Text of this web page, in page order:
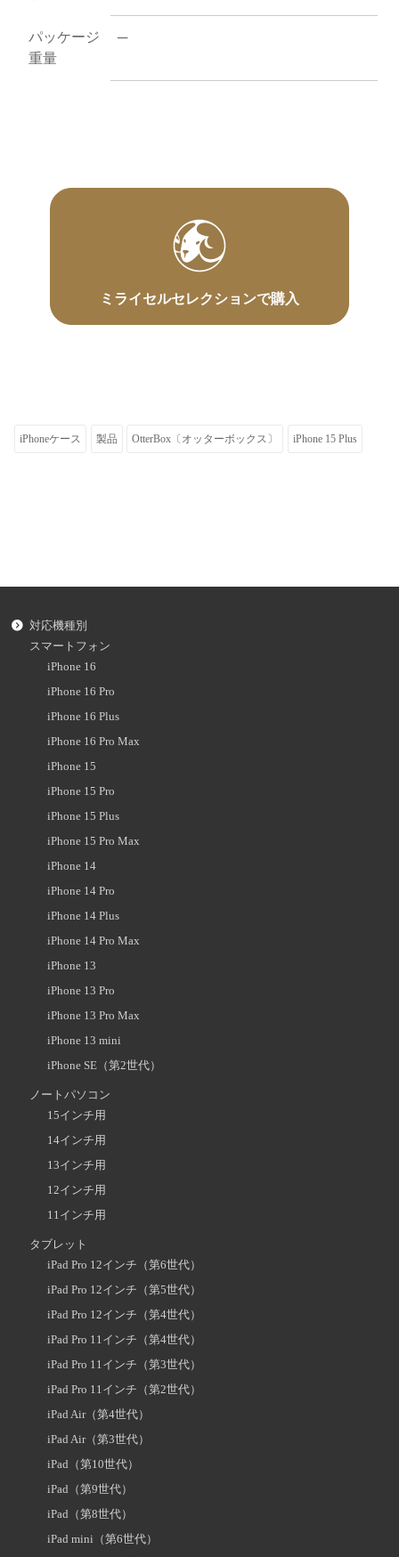
パッケージ
重量
─
ミライセルセレクションで購入
iPhoneケース 製品 OtterBox〔オッターボックス〕 iPhone 15 Plus
対応機種別
スマートフォン
iPhone 16
iPhone 16 Pro
iPhone 16 Plus
iPhone 16 Pro Max
iPhone 15
iPhone 15 Pro
iPhone 15 Plus
iPhone 15 Pro Max
iPhone 14
iPhone 14 Pro
iPhone 14 Plus
iPhone 14 Pro Max
iPhone 13
iPhone 13 Pro
iPhone 13 Pro Max
iPhone 13 mini
iPhone SE（第2世代）
ノートパソコン
15インチ用
14インチ用
13インチ用
12インチ用
11インチ用
タブレット
iPad Pro 12インチ（第6世代）
iPad Pro 12インチ（第5世代）
iPad Pro 12インチ（第4世代）
iPad Pro 11インチ（第4世代）
iPad Pro 11インチ（第3世代）
iPad Pro 11インチ（第2世代）
iPad Air（第4世代）
iPad Air（第3世代）
iPad（第10世代）
iPad（第9世代）
iPad（第8世代）
iPad mini（第6世代）